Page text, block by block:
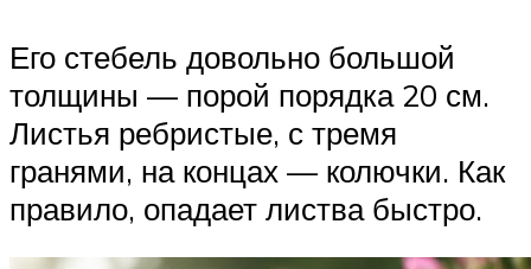
Его стебель довольно большой
толщины — порой порядка 20 см.
Листья ребристые, с тремя
гранями, на концах — колючки. Как
правило, опадает листва быстро.